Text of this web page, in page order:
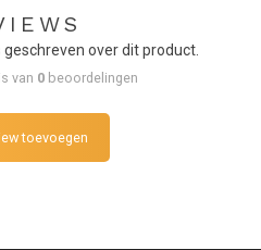
over dit product.
van 0 beoordelingen
toevoegen